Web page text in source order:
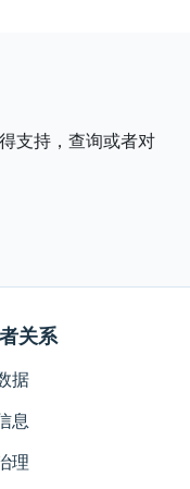
支持，查询或者对
关系
据
息
理